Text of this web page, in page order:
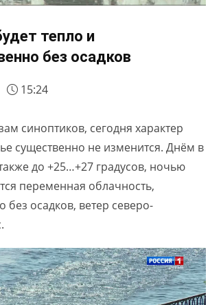
тепло и
без осадков
15:24
синоптиков, сегодня характер
существенно не изменится. Днём в
до +25…+27 градусов, ночью
переменная облачность,
осадков, ветер северо-